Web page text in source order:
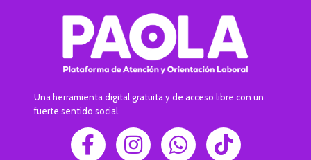
Una herramienta digital gratuita y de acceso libre con un
fuerte sentido social.